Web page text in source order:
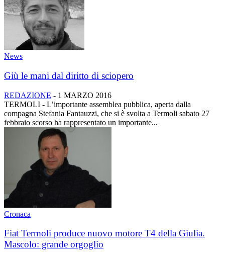
News
Giù le mani dal diritto di sciopero
REDAZIONE - 1 MARZO 2016
TERMOLI - L’importante assemblea pubblica, aperta dalla
compagna Stefania Fantauzzi, che si è svolta a Termoli sabato 27
febbraio scorso ha rappresentato un importante...
Cronaca
Fiat Termoli produce nuovo motore T4 della Giulia.
Mascolo: grande orgoglio